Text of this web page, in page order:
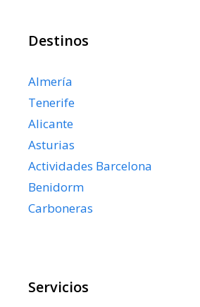
Destinos
Almería
Tenerife
Alicante
Asturias
Actividades Barcelona
Benidorm
Carboneras
Servicios